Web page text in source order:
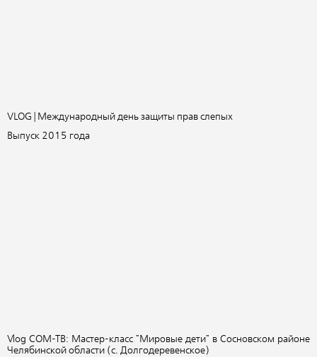
VLOG | Международный день защиты прав слепых
Выпуск 2015 года
Vlog СОМ-ТВ: Мастер-класс "Мировые дети" в Сосновском районе
Челябинской области (с. Долгодеревенское)